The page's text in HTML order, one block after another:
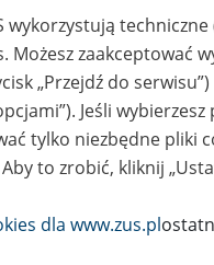
- Warszawa,
Bagno 2A/27
Spółka z
Krakowska
om
Spólka z
ul. Starkowa
RHENUS
Spółka z
223312331
wykorzystują
Możesz zaakceptować
„Przejdź do
Jeśli
tylko niezbędne pliki
to zrobić, kliknij
dla www.zus.pl